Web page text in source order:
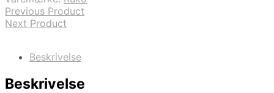
Previous Product
Next Product
Beskrivelse
Beskrivelse